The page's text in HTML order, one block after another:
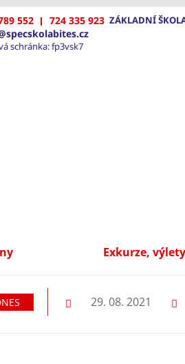
552
724 335 923
schránka: fp3vsk7
ZÁKLADNÍ
Exkurze, výlety
Předchozí
29. 08. 2021